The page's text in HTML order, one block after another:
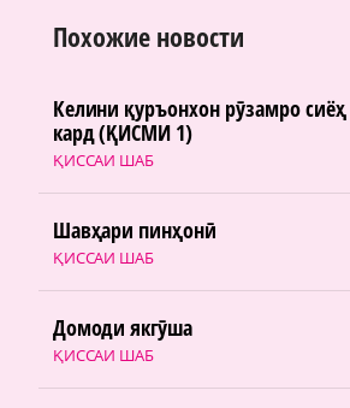
Похожие новости
ҚИССАИ ШАБ
Келини қуръонхон рӯзамро сиёҳ
кард (ҚИСМИ 1)
ҚИССАИ ШАБ
Шавҳари пинҳонӣ
ҚИССАИ ШАБ
Домоди якгӯша